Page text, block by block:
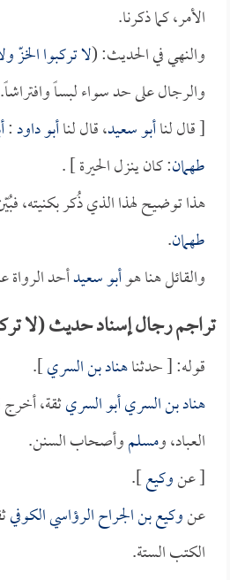
الأمر، كما ذكرنا.
والنهي في الحديث: (لا تركبوا الخزّ
والرجال على حد سواء لبساً وافتراشاً.
[ قال لناأبو سعيد، قال لناأبو داود:
طهمان: كان ينزل الحيرة ] .
هذا توضيح لهذا الذي ذُكر بكنيته،
طهمان.
والقائل هنا هوأبو سعيدأحد
تراجم رجال إسناد حديث (لا
قوله: [ حدثناهناد بن السري].
هناد بن السري أبو السريثقة، أخرج
العباد، ومسلموأصحاب السنن.
[ عنوكيع].
عنوكيع بن الجراح الرؤاسي الكوفي
الكتب الستة.